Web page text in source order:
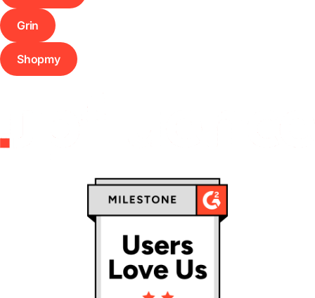
Grin
Shopmy